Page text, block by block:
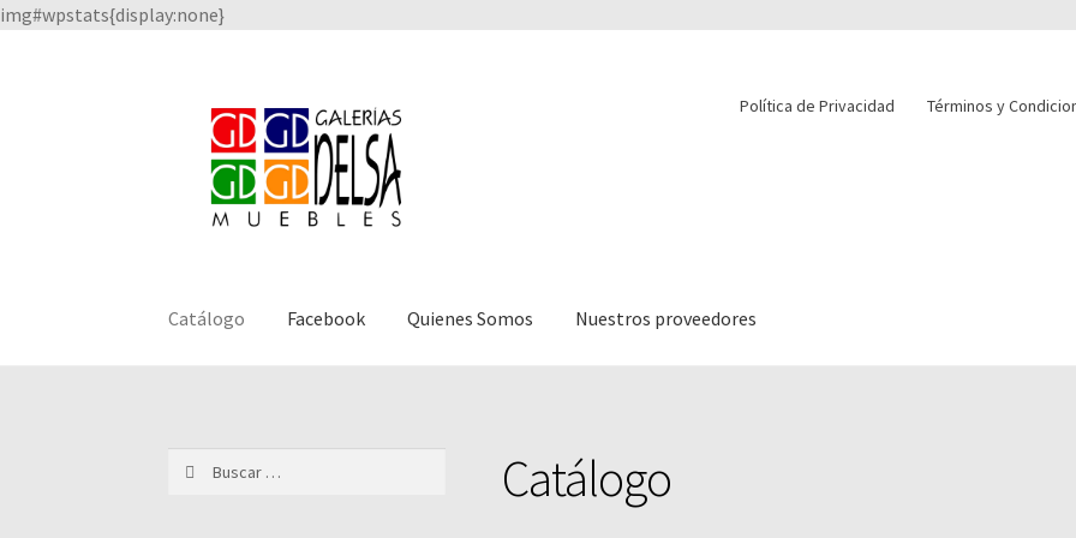
img#wpstats{display:none}
navegación
contenido
Política de Privacidad Términos y
Catálogo Facebook Quienes Somos Nuestros proveedores
Catálogo